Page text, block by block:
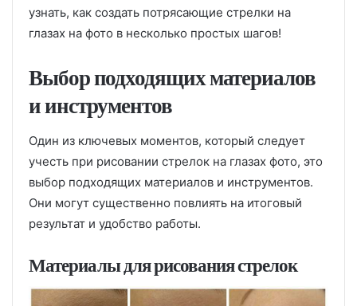
узнать, как создать потрясающие стрелки на
глазах на фото в несколько простых шагов!
Выбор подходящих материалов
и инструментов
Один из ключевых моментов, который следует
учесть при рисовании стрелок на глазах фото, это
выбор подходящих материалов и инструментов.
Они могут существенно повлиять на итоговый
результат и удобство работы.
Материалы для рисования стрелок